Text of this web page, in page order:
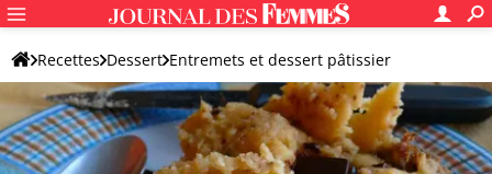
Recettes Dessert Entremets et dessert pâtissier
Autre dessert pâtissier